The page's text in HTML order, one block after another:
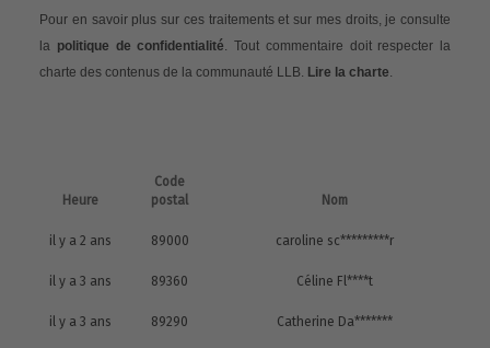
Pour en savoir plus sur ces traitements et sur mes droits, je consulte
la politique de confidentialité . Tout commentaire doit respecter la
charte des contenus de la communauté LLB. Lire la charte
Heure
Code
postal
Nom
il y a 2 ans 89000 caroline sc*********r
il y a 3 ans 89360 Céline Fl****t
il y a 3 ans 89290 Catherine Da*******